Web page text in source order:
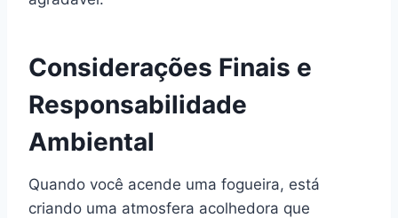
Considerações Finais e
Responsabilidade
Ambiental
Quando você acende uma fogueira, está
criando uma atmosfera acolhedora que